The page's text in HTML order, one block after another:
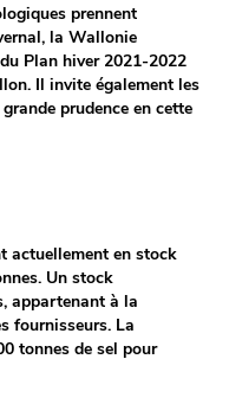
prennent
la Wallonie
Plan hiver 2021-2022
Il invite également les
prudence en cette
actuellement en stock
Un stock
appartenant à la
fournisseurs. La
tonnes de sel pour